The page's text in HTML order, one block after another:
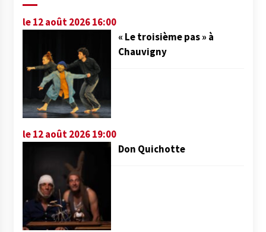
le 12 août 2026 16:00
« Le troisième pas » à
Chauvigny
le 12 août 2026 19:00
Don Quichotte